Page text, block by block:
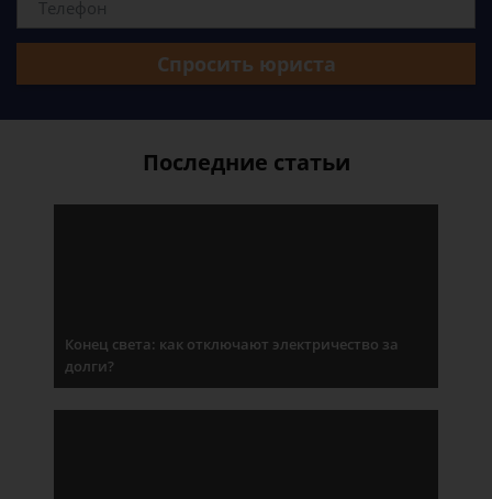
Спросить юриста
Последние статьи
Конец света: как отключают электричество за
долги?